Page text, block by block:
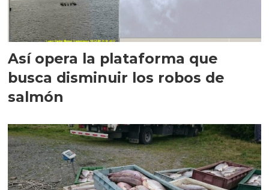
Así opera la plataforma que
busca disminuir los robos de
salmón